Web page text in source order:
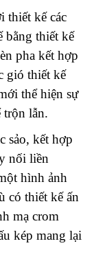
thiết kế các
bằng thiết kế
pha kết hợp
gió thiết kế
thể hiện sự
trộn lẫn.
sảo, kết hợp
nối liền
hình ảnh
có thiết kế ấn
mạ crom
kép mang lại